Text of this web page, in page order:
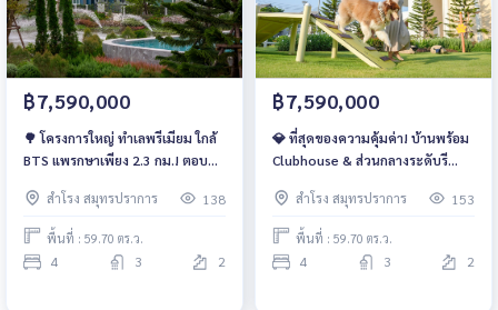
฿7,590,000
🌳 โครงการใหญ่ ทำเลพรีเมียม ใกล้
BTS แพรกษาเพียง 2.3 กม.! ตอบ
061-6161426 | 065-4496399 💚
LINE: @wsrcondo
สำโรง สมุทรปราการ 138
พื้นที่ : 59.70 ตร.ว.
4 3 2
฿7,590,000
💎 ที่สุดของความคุ้มค่า! บ้านพร้อม
Clubhouse & ส่วนกลางระดับรี
ครบสุดในย่านนี้ 📞 061-6161426 |
065-4496399 💚 LINE:
@wsrcondo
สำโรง สมุทรปราการ 153
พื้นที่ : 59.70 ตร.ว.
4 3 2